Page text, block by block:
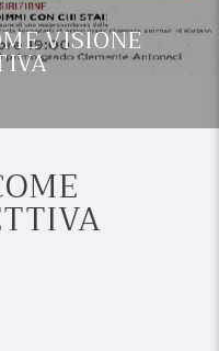
VISIONE